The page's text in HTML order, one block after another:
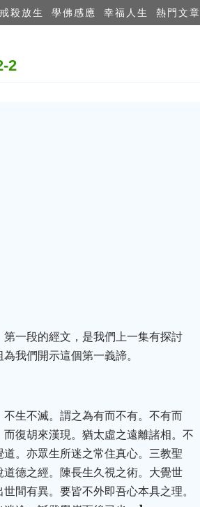
戒殺放生 學佛感應 幸福人生 熱門文章
2
一段的經文，是我們上一集有探討
我們開示這個第一義諦。
生不滅。謂之為有而不有。不有而
復胡來漢現。猶太虛之遠離諸相。不
。亦眾生所迷之常住真心。三教聖
德之經。陳長生久視之術。大覺世
間有異。要皆不外即吾心本具之理。